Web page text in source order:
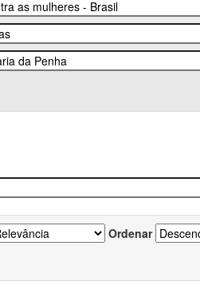
Ordenar